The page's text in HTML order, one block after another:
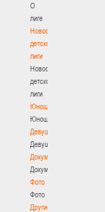
О
лиге
Новости
детской
лиги
Новости
детской
лиги
Юноши
Юноши
Девушки
Девушки
Документы
Документы
Фото
Фото
Другие